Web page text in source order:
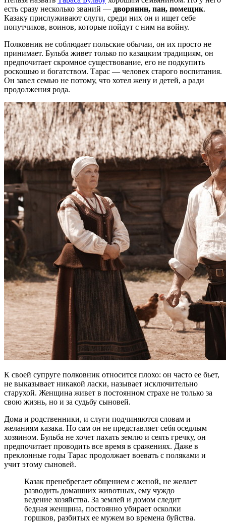
есть сразу несколько званий — дворянин, пан, помещик.
Казаку прислуживают слуги, среди них он и ищет себе
попутчиков, воинов, которые пойдут с ним на войну.
Полковник не соблюдает польские обычаи, он их просто не
принимает. Бульба живет только по казацким традициям, он
предпочитает скромное существование, его не подкупить
роскошью и богатством. Тарас — человек старого воспитания.
Он завел семью не потому, что хотел жену и детей, а ради
продолжения рода.
К своей супруге полковник относится плохо: он часто ее бьет,
не выказывает никакой ласки, называет исключительно
старухой. Женщина живет в постоянном страхе не только за
свою жизнь, но и за судьбу сыновей.
Дома и родственники, и слуги подчиняются словам и
желаниям казака. Но сам он не представляет себя оседлым
хозяином. Бульба не хочет пахать землю и сеять гречку, он
предпочитает проводить все время в сражениях. Даже в
преклонные годы Тарас продолжает воевать с поляками и
учит этому сыновей.
Казак пренебрегает общением с женой, не желает
разводить домашних животных, ему чуждо
ведение хозяйства. За землей и домом следит
бедная женщина, постоянно убирает осколки
горшков, разбитых ее мужем во времена буйства.